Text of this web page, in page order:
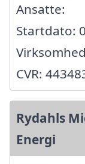
Ansatte:
Startdato:
CVR:
Rydahls
Energi